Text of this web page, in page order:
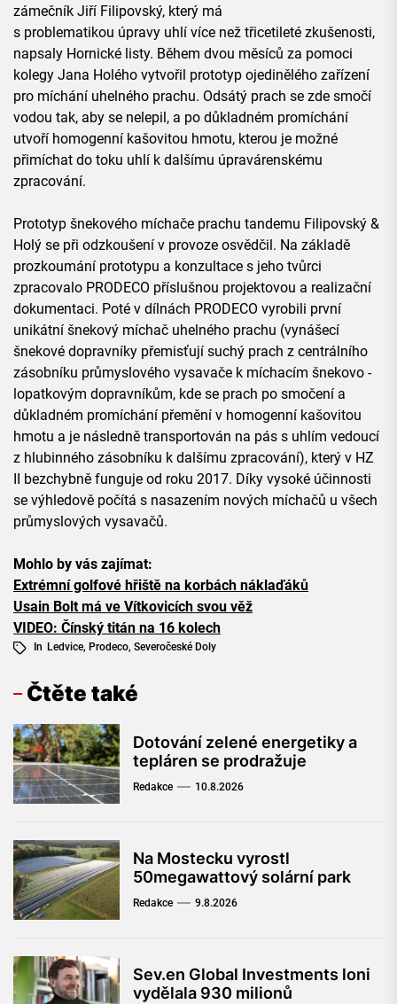
zámečník Jiří Filipovský, který má
s problematikou úpravy uhlí více než třicetileté zkušenosti,
napsaly Hornické listy. Během dvou měsíců za pomoci
kolegy Jana Holého vytvořil prototyp ojedinělého zařízení
pro míchání uhelného prachu. Odsátý prach se zde smočí
vodou tak, aby se nelepil, a po důkladném promíchání
utvoří homogenní kašovitou hmotu, kterou je možné
přimíchat do toku uhlí k dalšímu úpravárenskému
zpracování.
Prototyp šnekového míchače prachu tandemu Filipovský &
Holý se při odzkoušení v provoze osvědčil. Na základě
prozkoumání prototypu a konzultace s jeho tvůrci
zpracovalo PRODECO příslušnou projektovou a realizační
dokumentaci. Poté v dílnách PRODECO vyrobili první
unikátní šnekový míchač uhelného prachu (vynášecí
šnekové dopravníky přemisťují suchý prach z centrálního
zásobníku průmyslového vysavače k míchacím šnekovo -
lopatkovým dopravníkům, kde se prach po smočení a
důkladném promíchání přemění v homogenní kašovitou
hmotu a je následně transportován na pás s uhlím vedoucí
z hlubinného zásobníku k dalšímu zpracování), který v HZ
II bezchybně funguje od roku 2017. Díky vysoké účinnosti
se výhledově počítá s nasazením nových míchačů u všech
průmyslových vysavačů.
Mohlo by vás zajímat:
Extrémní golfové hřiště na korbách náklaďáků
Usain Bolt má ve Vítkovicích svou věž
VIDEO: Čínský titán na 16 kolech
In Ledvice, Prodeco, Severočeské Doly
Čtěte také
Dotování zelené energetiky a
tepláren se prodražuje
Redakce 10.8.2026
Na Mostecku vyrostl
50megawattový solární park
Redakce 9.8.2026
Sev.en Global Investments loni
vydělala 930 milionů